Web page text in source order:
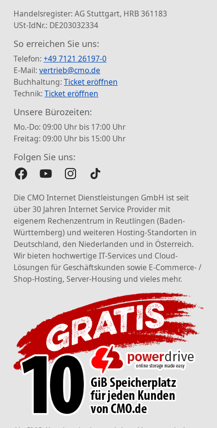
Handelsregister: AG Stuttgart, HRB 361183
USt-IdNr.: DE203032334
So erreichen Sie uns:
Telefon: +49 7121 26197-0
E-Mail: vertrieb@cmo.de
Buchhaltung: Ticket eröffnen
Technik: Ticket eröffnen
Unsere Bürozeiten:
Mo.-Do: 09:00 Uhr bis 17:00 Uhr
Freitag: 09:00 Uhr bis 15:00 Uhr
Folgen Sie uns:
Die CMO Internet Dienstleistungen GmbH ist seit
über 30 Jahren Internet Service Provider mit
eigenem Rechenzentrum in Reutlingen (Baden-
Württemberg) und weiteren Hosting-Standorten in
Deutschland, den Niederlanden und in Österreich.
Wir bieten hochwertige IT-Services und Cloud-
Lösungen für Geschäftskunden sowie E-Commerce- /
Shop-Hosting, Server-Housing und vieles mehr.